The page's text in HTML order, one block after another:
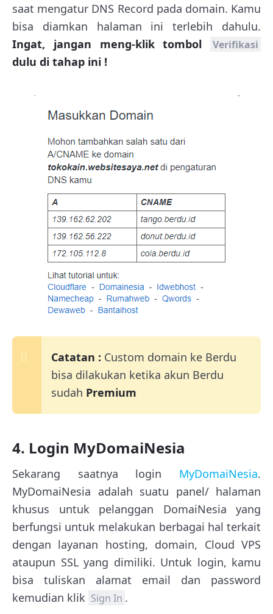
saat mengatur DNS Record pada domain. Kamu
bisa diamkan halaman ini terlebih dahulu.
Ingat, jangan meng-klik tombol
Verifikasi
dulu di tahap ini !
Catatan : Custom domain ke Berdu
bisa dilakukan ketika akun Berdu
sudah Premium
4. Login MyDomaiNesia
Sekarang saatnya login MyDomaiNesia.
MyDomaiNesia adalah suatu panel/ halaman
khusus untuk pelanggan DomaiNesia yang
berfungsi untuk melakukan berbagai hal terkait
dengan layanan hosting, domain, Cloud VPS
ataupun SSL yang dimiliki. Untuk login, kamu
bisa tuliskan alamat email dan password
kemudian klik Sign In .